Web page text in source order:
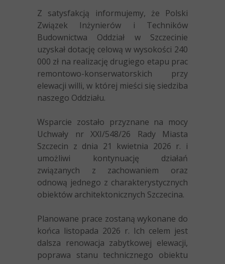
Z satysfakcją informujemy, że Polski
Związek Inżynierów i Techników
Budownictwa Oddział w Szczecinie
uzyskał dotację celową w wysokości 240
000 zł na realizację drugiego etapu prac
remontowo-konserwatorskich przy
elewacji willi, w której mieści się siedziba
naszego Oddziału.
Wsparcie zostało przyznane na mocy
Uchwały nr XXI/548/26 Rady Miasta
Szczecin z dnia 21 kwietnia 2026 r. i
umożliwi kontynuację działań
związanych z zachowaniem oraz
odnową jednego z charakterystycznych
obiektów architektonicznych Szczecina.
Planowane prace zostaną wykonane do
końca listopada 2026 r. Ich celem jest
dalsza renowacja zabytkowej elewacji,
poprawa stanu technicznego obiektu